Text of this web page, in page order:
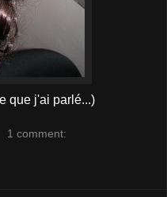
que j'ai parlé...)
1 comment: